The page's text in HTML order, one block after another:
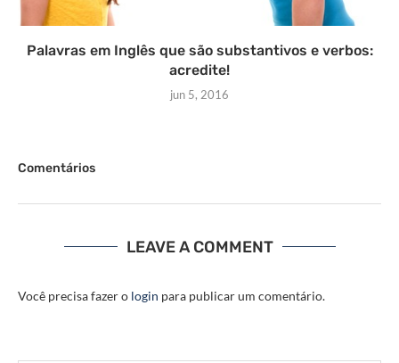
Palavras em Inglês que são substantivos e verbos:
acredite!
jun 5, 2016
Comentários
LEAVE A COMMENT
Você precisa fazer o login para publicar um comentário.